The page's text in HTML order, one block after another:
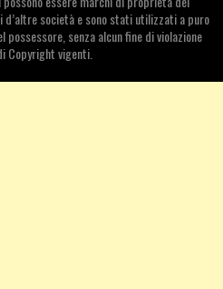
società e sono stati utilizzati a puro
senza alcun fine di violazione
Copyright vigenti.